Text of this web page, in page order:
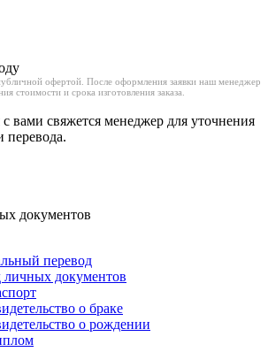
офертой. После оформления заявки наш менеджер
стоимости и срока изготовления заказа.
вами свяжется менеджер для уточнения
перевода.
документов
перевод
личных документов
о браке
о рождении